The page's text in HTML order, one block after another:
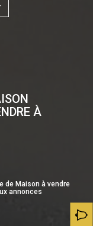
À
de Maison à vendre
annonces